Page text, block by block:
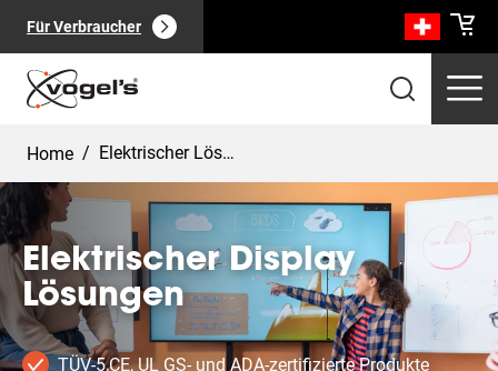
Für Verbraucher
Professionelle Produkte (0): Alle anzeigen
Home / Elektrischer Lösungen
Elektrischer Display
Lösungen
TÜV-5,CE, UL GS- und ADA-zertifizierte Produkte